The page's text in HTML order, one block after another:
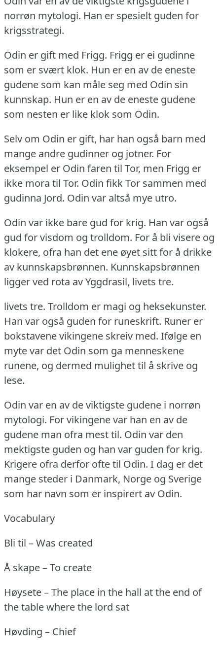
norrøn mytologi. Han er spesielt guden for
krigsstrategi.
Odin er gift med Frigg. Frigg er ei gudinne
som er svært klok. Hun er en av de eneste
gudene som kan måle seg med Odin sin
kunnskap. Hun er en av de eneste gudene
som nesten er like klok som Odin.
Selv om Odin er gift, har han også barn med
mange andre gudinner og jotner. For
eksempel er Odin faren til Tor, men Frigg er
ikke mora til Tor. Odin fikk Tor sammen med
gudinna Jord. Odin var altså mye utro.
Odin var ikke bare gud for krig. Han var også
gud for visdom og trolldom. For å bli visere og
klokere, ofra han det ene øyet sitt for å drikke
av kunnskapsbrønnen. Kunnskapsbrønnen
ligger ved rota av Yggdrasil, livets tre.
livets tre. Trolldom er magi og heksekunster.
Han var også guden for runeskrift. Runer er
bokstavene vikingene skreiv med. Ifølge en
myte var det Odin som ga menneskene
runene, og dermed mulighet til å skrive og
lese.
Odin var en av de viktigste gudene i norrøn
mytologi. For vikingene var han en av de
gudene man ofra mest til. Odin var den
mektigste guden og han var guden for krig.
Krigere ofra derfor ofte til Odin. I dag er det
mange steder i Danmark, Norge og Sverige
som har navn som er inspirert av Odin.
Vocabulary
Bli til – Was created
Å skape – To create
Høysete – The place in the hall at the end of
the table where the lord sat
Høvding – Chief